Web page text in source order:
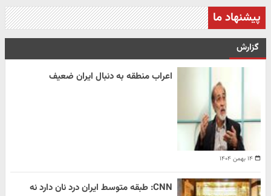
پیشنهاد ما
گزارش
۱۴ بهمن ۱۴۰۴
اعراب منطقه به دنبال ایران ضعیف
CNN: طبقه متوسط ایران درد نان دارد نه